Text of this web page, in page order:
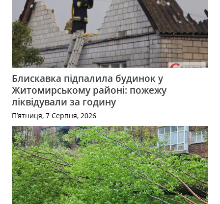
Блискавка підпалила будинок у
Житомирському районі: пожежу
ліквідували за годину
П’ятниця, 7 Серпня, 2026